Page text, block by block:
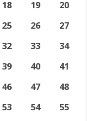
18 19
20
25 26
27
32 33
34
39 40
41
46 47
48
53 54
55